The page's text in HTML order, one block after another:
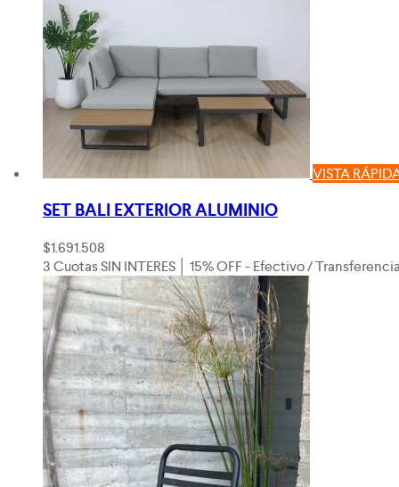
VISTA
SET BALI EXTERIOR ALUMINIO
$1.691.508
3 Cuotas SIN INTERES │ 15% OFF - Efectivo /